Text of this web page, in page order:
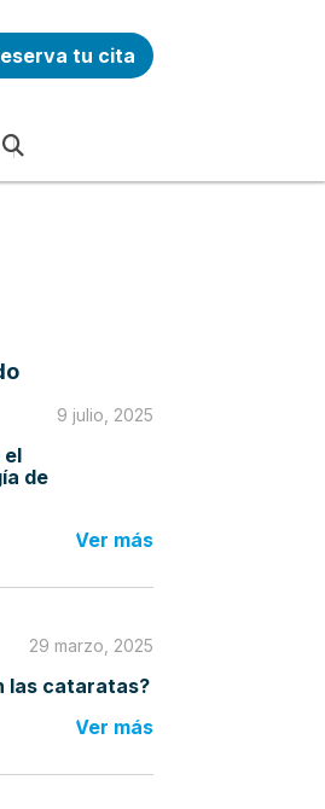
tu cita
9 julio, 2025
el
de
Ver más
29 marzo, 2025
las cataratas?
Ver más